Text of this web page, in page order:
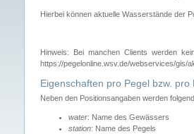
Hierbei können aktuelle Wasserstände der
Hinweis: Bei manchen Clients werden
https://pegelonline.wsv.de/webservices/gis/
Eigenschaften pro Pegel bzw. pro
Neben den Positionsangaben werden
water: Name des Gewässers
station: Name des Pegels